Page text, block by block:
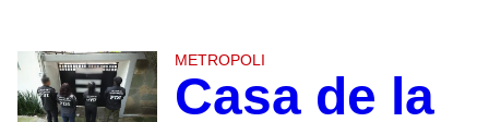
METROPOLI
Casa de la